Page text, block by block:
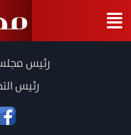
رئيس
رئيس